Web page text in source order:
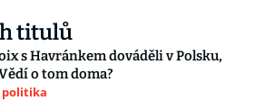
titulů
s Havránkem dováděli v Polsku,
o tom doma?
politika